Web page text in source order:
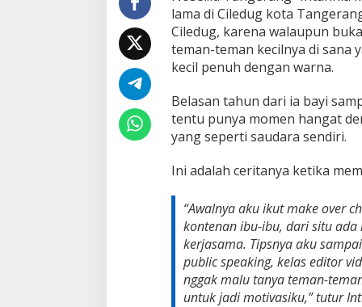
C
h
a
l
n
g
e
lama di Ciledug kota
Ciledug, karena walaupun
teman-teman kecilnya di sana
kecil penuh dengan warna.
Belasan tahun dari ia bayi
tentu punya momen hangat
yang seperti saudara sendiri.
Ini adalah ceritanya ketika
“Awalnya aku ikut make over
kontenan ibu-ibu, dari situ
kerjasama. Tipsnya aku
public speaking, kelas editor
nggak malu tanya teman-
untuk jadi motivasiku,”tutur